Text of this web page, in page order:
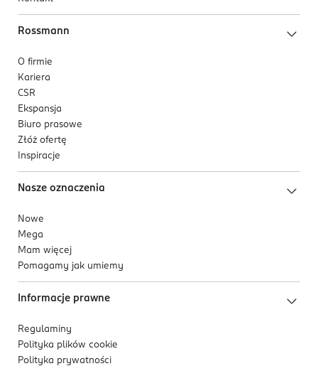
Rossmann
O firmie
Kariera
CSR
Ekspansja
Biuro prasowe
Złóż ofertę
Inspiracje
Nasze oznaczenia
Nowe
Mega
Mam więcej
Pomagamy jak umiemy
Informacje prawne
Regulaminy
Polityka plików cookie
Polityka prywatności